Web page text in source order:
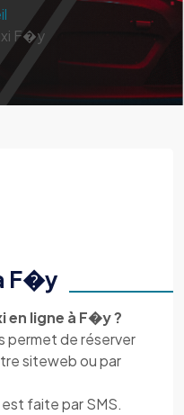
F�y
F�y
en ligne à F�y ?
permet de réserver
siteweb ou par
faite par SMS.